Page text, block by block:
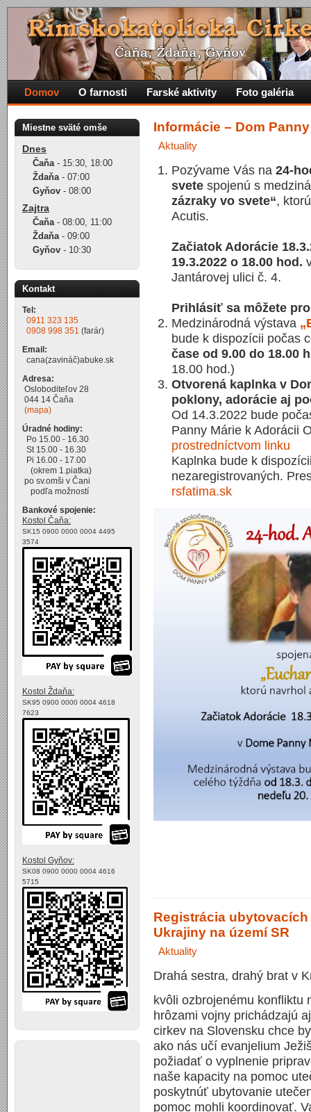
Informácie – Dom
Aktuality
Pozývame Vás na24-
svete spojenú s
zázraky vo svete“,
Acutis.
Začiatok Adorácie
19.3.2022 o 18.00 hod.
Jantárovej ulici č. 4.
Prihlásiť sa môžete
Medzinárodná výstava
bude k dispozícii počas
čase od 9.00 do 18.00
18.00 hod.)
Otvorená kaplnka v
poklony, adorácie aj
Od 14.3.2022 bude
Panny Márie k Adorácii
prostredníctvom linku
Kaplnka bude k
nezaregistrovaných.
rsfatima.sk
Registrácia
Ukrajiny na území SR
Aktuality
Drahá sestra, drahý brat v
kvôli ozbrojenému konfliktu
hrôzami vojny prichádzajú
cirkev na Slovensku chce
ako nás učí evanjelium
požiadať o vyplnenie
naše kapacity na pomoc
poskytnúť ubytovanie
pomoc mohli koordinovať.
Domov O farnosti Farské aktivity Foto galéria
Miestne sväté omše
Dnes
Čaňa- 15:30, 18:00
Ždaňa- 07:00
Gyňov - 08:00
Zajtra
Čaňa- 08:00, 11:00
Ždaňa- 09:00
Gyňov - 10:30
Kontakt
Tel:
0911 323 135
0908 998 351 (farár)
Email:
cana(zavináč)abuke.sk
Adresa:
Osloboditeľov 28
044 14 Čaňa
(mapa)
Úradné hodiny:
Po 15.00 - 16.30
St 15.00 - 16.30
Pi 16.00 - 17.00
(okrem 1.piatka)
po sv.omši v Čani
podľa možností
Bankové spojenie:
Kostol Čaňa:
SK15 0900 0000 0004 4495
3574
Kostol Ždaňa:
SK95 0900 0000 0004 4618
7623
Kostol Gyňov:
SK08 0900 0000 0004 4616
5715